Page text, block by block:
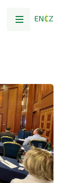
ENCZ